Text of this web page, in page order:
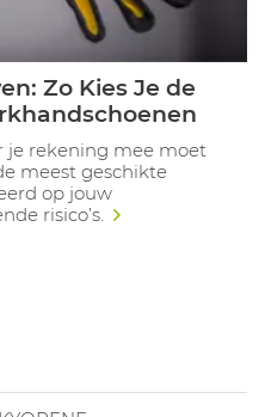
Zo Kies Je de
je rekening mee moet
meest geschikte
op jouw
risico’s.